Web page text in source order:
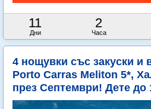
11
Дни
2
Часа
4 нощувки със закуски и
Porto Carras Meliton 5*,
през Септември! Дете до